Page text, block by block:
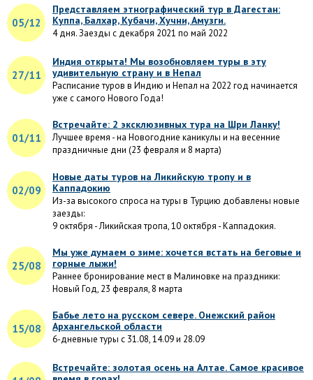
05/12
Представляем этнографический тур в Дагестан:
Куппа, Балхар, Кубачи, Хучни, Амузги.
4 дня. Заезды с декабря 2021 по май 2022
27/11
Индия открыта! Мы возобновляем туры в эту
удивительную страну и в Непал
Расписание туров в Индию и Непал на 2022 год начинается
уже с самого Нового Года!
01/11
Встречайте: 2 эксклюзивных тура на Шри Ланку!
Лучшее время - на Новогодние каникулы и на весенние
праздничные дни (23 февраля и 8 марта)
02/09
Новые даты туров на Ликийскую тропу и в
Каппадокию
Из-за высокого спроса на туры в Турцию добавлены новые
заезды:
9 октября - Ликийская тропа, 10 октября - Каппадокия.
25/08
Мы уже думаем о зиме: хочется встать на беговые и
горные лыжи!
Раннее бронирование мест в Малиновке на праздники:
Новый Год, 23 февраля, 8 марта
15/08
Бабье лето на русском севере. Онежский район
Архангельской области
6-дневные туры с 31.08, 14.09 и 28.09
Встречайте: золотая осень на Алтае. Самое красивое